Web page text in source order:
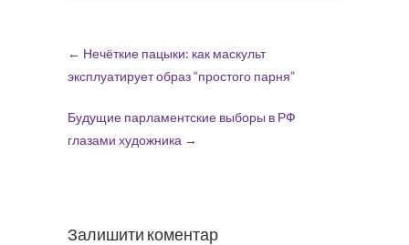
← Нечёткие пацыки: как маскульт
эксплуатирует образ “простого парня”
Будущие парламентские выборы в РФ
глазами художника →
Залишити коментар